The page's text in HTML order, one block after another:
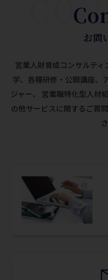
お問
営業人財育成コンサルテ
学、各種研修・公開講座、
ジャー、
営業職特化型人材
の他サービスに関するご質